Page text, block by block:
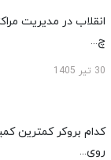
انقلاب در مدیریت
چ...
30 تیر 1405
کدام بروکر کمترین
روی...